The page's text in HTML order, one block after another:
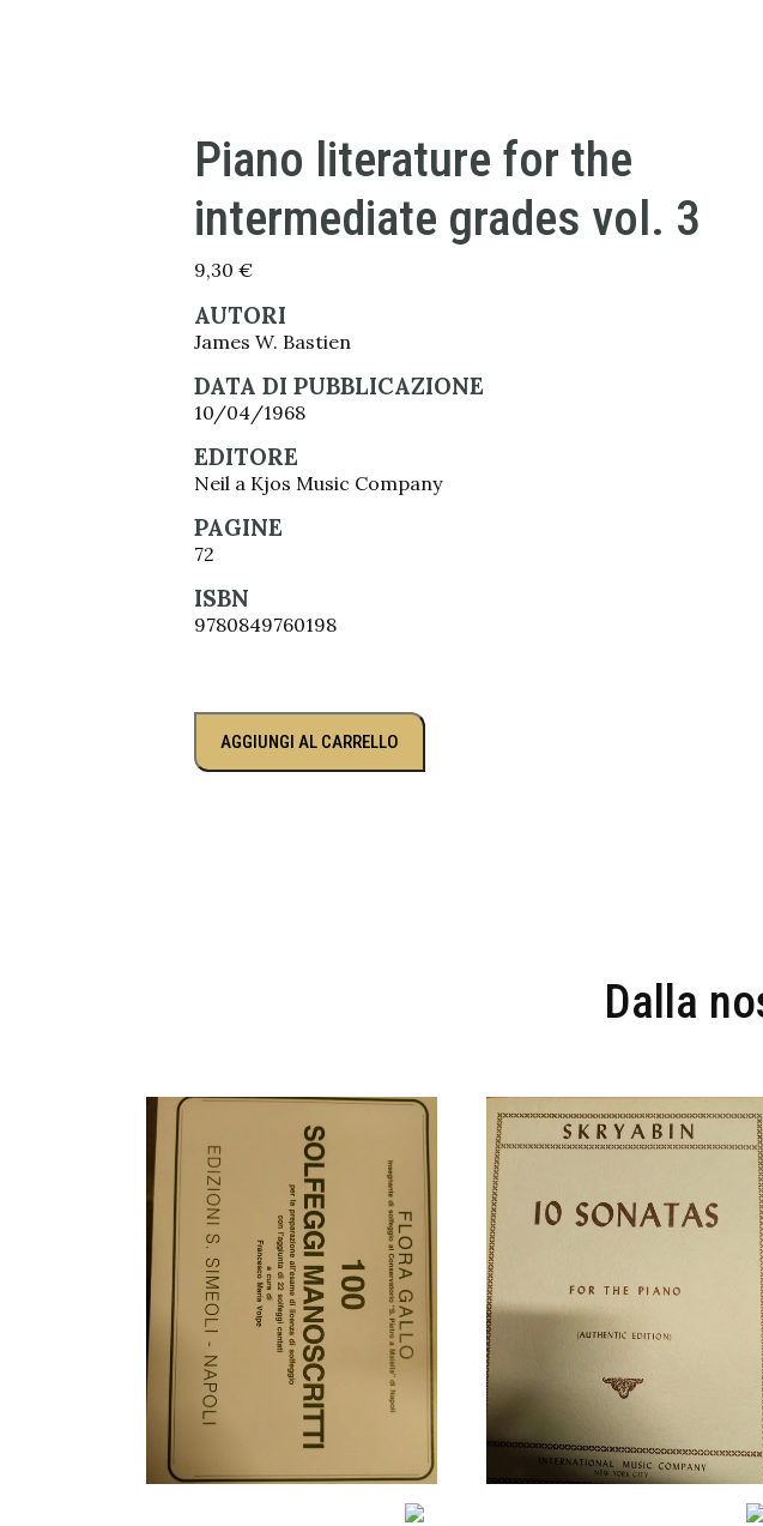
Piano literature for the
intermediate grades vol. 3
9,30 €
AUTORI
James W. Bastien
DATA DI PUBBLICAZIONE
10/04/1968
EDITORE
Neil a Kjos Music Company
PAGINE
72
ISBN
9780849760198
AGGIUNGI AL CARRELLO
Dalla